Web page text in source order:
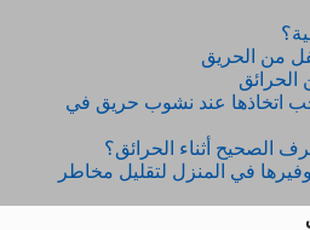
من الحريق
الحرائق
اتخاذها عند نشوب حريق في
الصحيح أثناء الحرائق؟
في المنزل لتقليل مخاطر